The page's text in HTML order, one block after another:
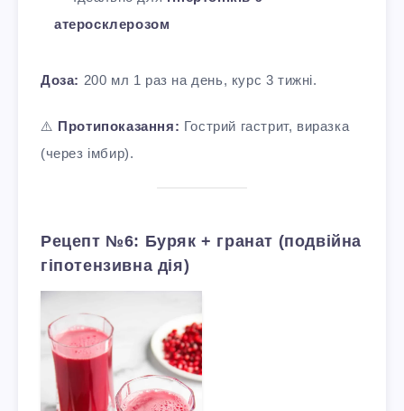
атеросклерозом
Доза: 200 мл 1 раз на день, курс 3 тижні.
⚠️ Протипоказання: Гострий гастрит, виразка
(через імбир).
Рецепт №6: Буряк + гранат (подвійна
гіпотензивна дія)